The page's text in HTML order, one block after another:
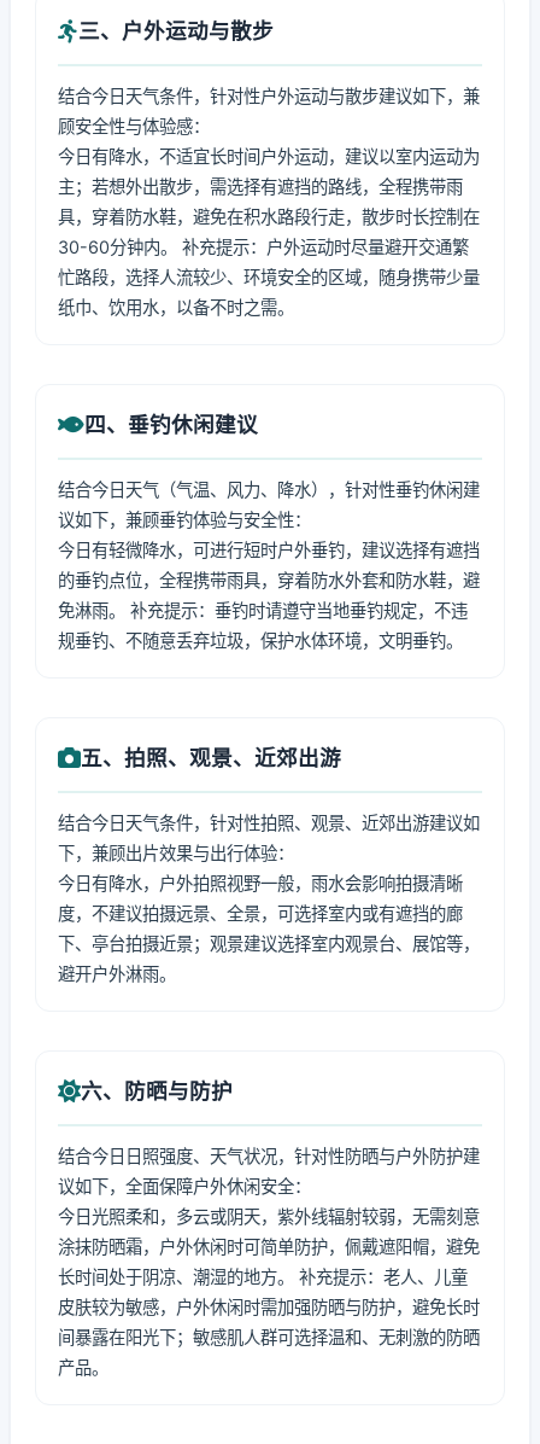
三、户外运动与散步
结合今日天气条件，针对性户外运动与散步建议如下，兼
顾安全性与体验感：
今日有降水，不适宜长时间户外运动，建议以室内运动为
主；若想外出散步，需选择有遮挡的路线，全程携带雨
具，穿着防水鞋，避免在积水路段行走，散步时长控制在
30-60分钟内。 补充提示：户外运动时尽量避开交通繁
忙路段，选择人流较少、环境安全的区域，随身携带少量
纸巾、饮用水，以备不时之需。
四、垂钓休闲建议
结合今日天气（气温、风力、降水），针对性垂钓休闲建
议如下，兼顾垂钓体验与安全性：
今日有轻微降水，可进行短时户外垂钓，建议选择有遮挡
的垂钓点位，全程携带雨具，穿着防水外套和防水鞋，避
免淋雨。 补充提示：垂钓时请遵守当地垂钓规定，不违
规垂钓、不随意丢弃垃圾，保护水体环境，文明垂钓。
五、拍照、观景、近郊出游
结合今日天气条件，针对性拍照、观景、近郊出游建议如
下，兼顾出片效果与出行体验：
今日有降水，户外拍照视野一般，雨水会影响拍摄清晰
度，不建议拍摄远景、全景，可选择室内或有遮挡的廊
下、亭台拍摄近景；观景建议选择室内观景台、展馆等，
避开户外淋雨。
六、防晒与防护
结合今日日照强度、天气状况，针对性防晒与户外防护建
议如下，全面保障户外休闲安全：
今日光照柔和，多云或阴天，紫外线辐射较弱，无需刻意
涂抹防晒霜，户外休闲时可简单防护，佩戴遮阳帽，避免
长时间处于阴凉、潮湿的地方。 补充提示：老人、儿童
皮肤较为敏感，户外休闲时需加强防晒与防护，避免长时
间暴露在阳光下；敏感肌人群可选择温和、无刺激的防晒
产品。